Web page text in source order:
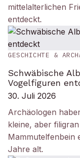
mittelalterlichen
entdeckt.
GESCHICHTE &
Schwäbische
Vogelfiguren
30. Juli 2026
Archäologen
kleine, aber
Mammutelfenbein
Jahre alt.